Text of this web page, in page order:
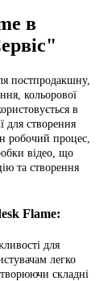
в
постпродакшну,
кольорової
в
для створення
робочий процес,
відео, що
та створення
Flame:
для
легко
складні